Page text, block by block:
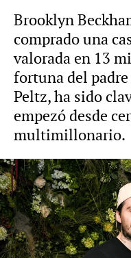
Brooklyn
comprado una
valorada en 13
fortuna del
Peltz, ha sido
empezó desde
multimillonario.
¡Son iguales!
luz el gran
madre